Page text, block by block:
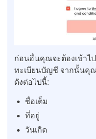
ก่อนอื่นคุณจะต้องเข้าไป
ทะเบียนบัญชี จากนั้นคุ
ดังต่อไปนี้:
ชื่อเต็ม
ที่อยู่
วันเกิด